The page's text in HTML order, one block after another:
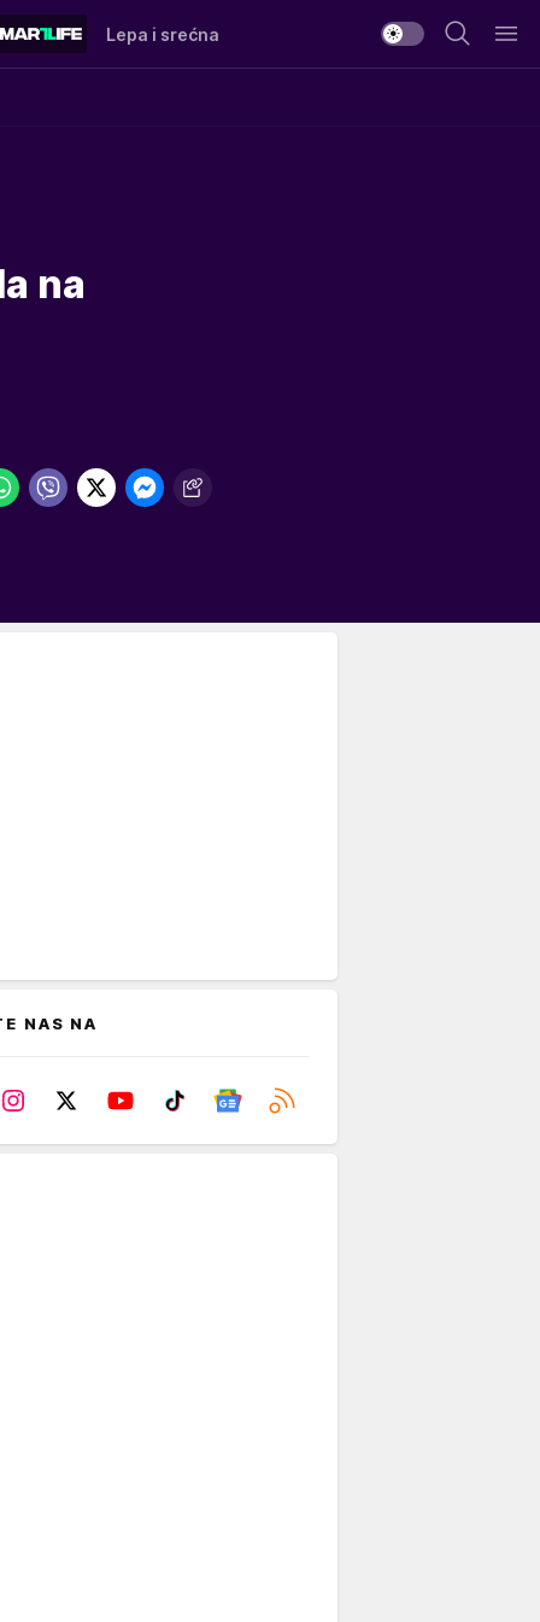
Lepa i srećna
na
NAS NA